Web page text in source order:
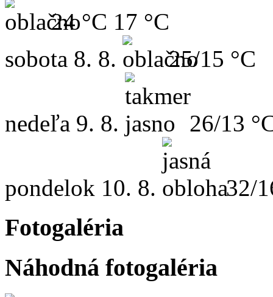
24 °C 17 °C
sobota 8. 8. 25/15 °C
nedeľa 9. 8. 26/13
pondelok 10. 8. 32/
Fotogaléria
Náhodná fotogaléria